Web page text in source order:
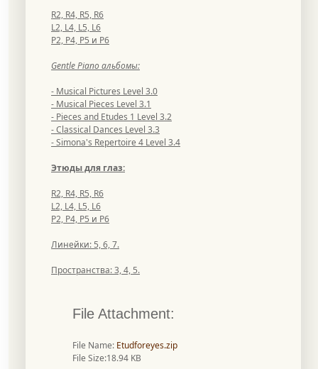
R2, R4, R5, R6
L2, L4, L5, L6
Р2, Р4, Р5 и Р6
Gentle Piano альбомы:
- Musical Pictures Level 3.0
- Musical Pieces Level 3.1
- Pieces and Etudes 1 Level 3.2
- Classical Dances Level 3.3
- Simona's Repertoire 4 Level 3.4
Этюды для глаз:
R2, R4, R5, R6
L2, L4, L5, L6
Р2, Р4, Р5 и Р6
Линейки: 5, 6, 7.
Пространства: 3, 4, 5.
File Attachment:
File Name: Etudforeyes.zip
File Size:18.94 KB